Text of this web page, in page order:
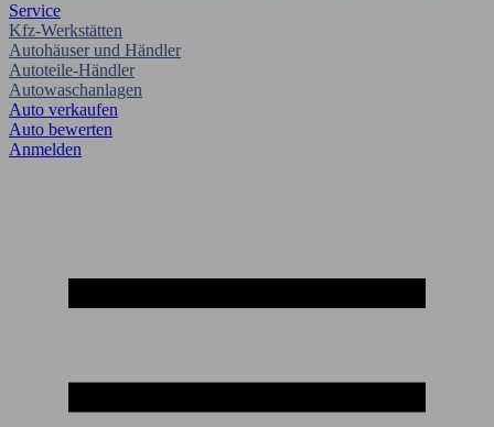
Service
Kfz-Werkstätten
Autohäuser und Händler
Autoteile-Händler
Autowaschanlagen
Auto verkaufen
Auto bewerten
Anmelden